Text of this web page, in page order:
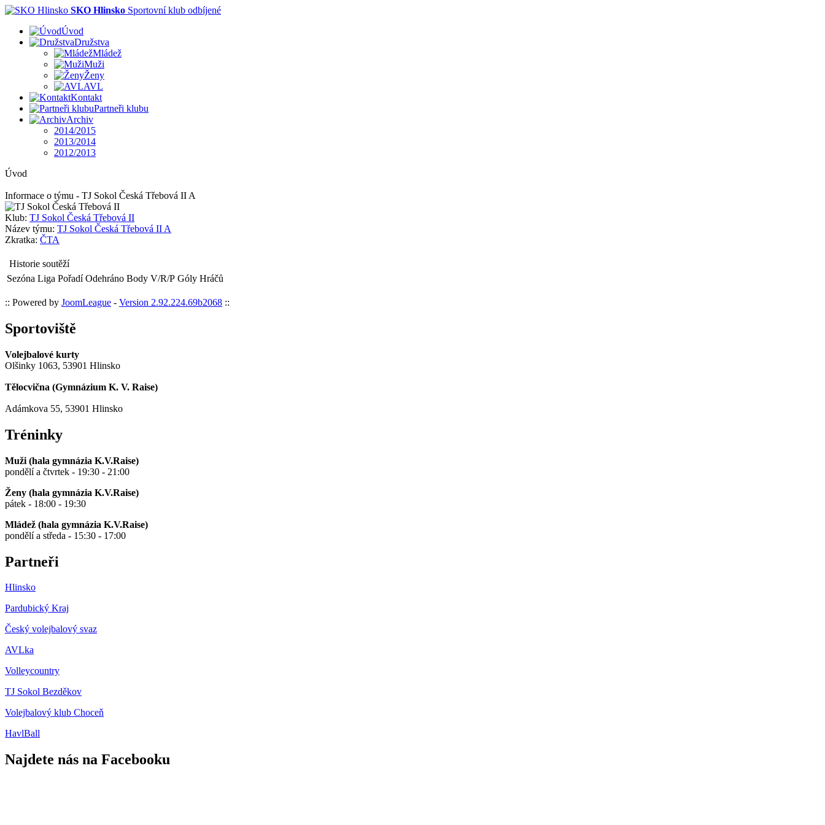
SKO Hlinsko Sportovní klub odbíjené
Úvod
Družstva
Mládež
Muži
Ženy
AVL
Kontakt
Partneři klubu
Archiv
2014/2015
2013/2014
2012/2013
Úvod
Informace o týmu - TJ Sokol Česká Třebová II A
Klub: TJ Sokol Česká Třebová II
Název týmu: TJ Sokol Česká Třebová II A
Zkratka: ČTA
Historie soutěží
Sezóna Liga Pořadí Odehráno Body V/R/P Góly Hráčů
:: Powered by JoomLeague - Version 2.92.224.69b2068 ::
Sportoviště
Volejbalové kurty
Olšinky 1063, 53901 Hlinsko
Tělocvična (Gymnázium K. V. Raise)
Adámkova 55, 53901 Hlinsko
Tréninky
Muži (hala gymnázia K.V.Raise)
pondělí a čtvrtek - 19:30 - 21:00
Ženy (hala gymnázia K.V.Raise)
pátek - 18:00 - 19:30
Mládež (hala gymnázia K.V.Raise)
pondělí a středa - 15:30 - 17:00
Partneři
Hlinsko
Pardubický Kraj
Český volejbalový svaz
AVLka
Volleycountry
TJ Sokol Bezděkov
Volejbalový klub Choceň
HavlBall
Najdete nás na Facebooku